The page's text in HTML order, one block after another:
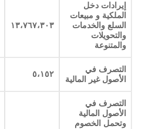
إيرادات دخل
الملكية و مبيعات
السلع والخدمات
والتحويلات
والمتنوعة
١٣،٧٦٧،٣٠٣
التصرف في
الأصول غير المالية
٥،١٥٢
التصرف في
الأصول المالية
وتحمل الخصوم